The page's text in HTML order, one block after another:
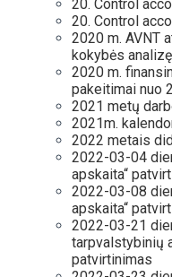
20. Control
20. Control
2020 m. AVNT
kokybės
2020 m.
pakeitimai nuo
2021 metų
2021m.
2022 metais
2022-03-04
apskaita“
2022-03-08
apskaita“
2022-03-21
tarpvalstybinių
patvirtinimas